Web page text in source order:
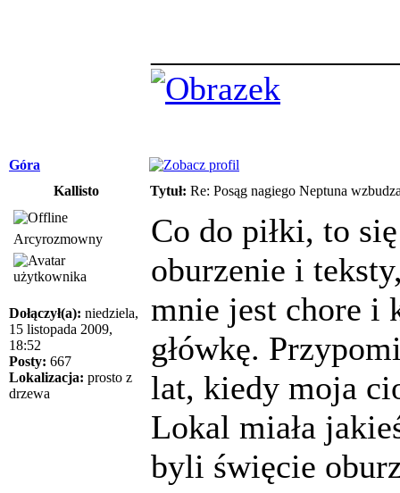
Góra
Kallisto
Tytuł: Re: Posąg nagiego Neptuna
Arcyrozmowny
Dołączył(a): niedziela,
15 listopada 2009,
18:52
Posty: 667
Lokalizacja: prosto z
drzewa
Co do piłki, to
oburzenie i
mnie jest chore i
główkę.
lat, kiedy moja
Lokal miała
byli święcie